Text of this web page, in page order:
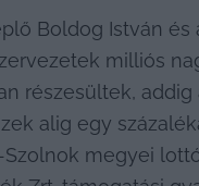
Boldog István és
milliós
részesültek, addig
alig egy
Szolnok megyei